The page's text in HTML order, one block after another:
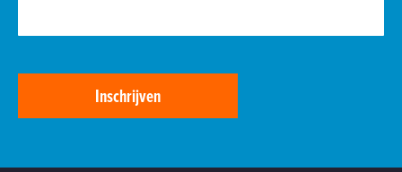
Inschrijven